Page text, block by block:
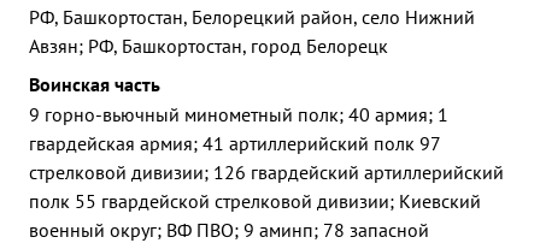
РФ, Башкортостан, Белорецкий район, село Нижний
Авзян; РФ, Башкортостан, город Белорецк
Воинская часть
9 горно-вьючный минометный полк; 40 армия; 1
гвардейская армия; 41 артиллерийский полк 97
стрелковой дивизии; 126 гвардейский артиллерийский
полк 55 гвардейской стрелковой дивизии; Киевский
военный округ; ВФ ПВО; 9 аминп; 78 запасной